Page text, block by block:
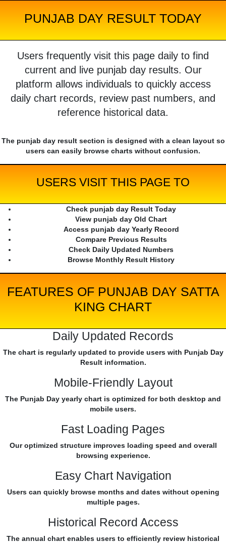
PUNJAB DAY RESULT TODAY
Users frequently visit this page daily to find
current and live punjab day results. Our
platform allows individuals to quickly access
daily chart records, review past numbers, and
reference historical data.
The punjab day result section is designed with a clean layout so
users can easily browse charts without confusion.
USERS VISIT THIS PAGE TO
Check punjab day Result Today
View punjab day Old Chart
Access punjab day Yearly Record
Compare Previous Results
Check Daily Updated Numbers
Browse Monthly Result History
FEATURES OF PUNJAB DAY SATTA
KING CHART
Daily Updated Records
The chart is regularly updated to provide users with Punjab Day
Result information.
Mobile-Friendly Layout
The Punjab Day yearly chart is optimized for both desktop and
mobile users.
Fast Loading Pages
Our optimized structure improves loading speed and overall
browsing experience.
Easy Chart Navigation
Users can quickly browse months and dates without opening
multiple pages.
Historical Record Access
The annual chart enables users to efficiently review historical